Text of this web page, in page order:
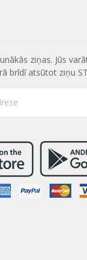
ziņas. Jūs
brīdī atsūtot ziņu